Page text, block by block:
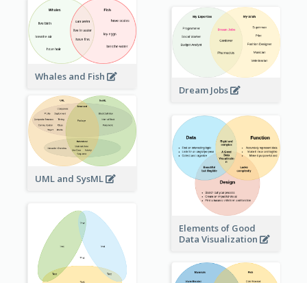
Whales and Fish
Dream Jobs
UML and SysML
Elements of Good
Data Visualization